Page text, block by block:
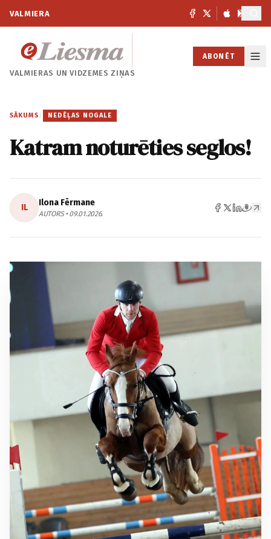
VALMIERA
VALMIERAS UNVIDZEMES ZIŅAS
ABONĒT
SĀKUMS / NEDĒĻAS NOGALE
Katram noturēties seglos!
IL Ilona Fērmane
AUTORS • 09.01.2026.